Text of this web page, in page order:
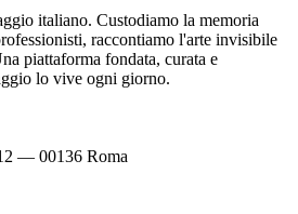
italiano. Custodiamo la memoria
raccontiamo l'arte invisibile
piattaforma fondata, curata e
lo vive ogni giorno.
— 00136 Roma